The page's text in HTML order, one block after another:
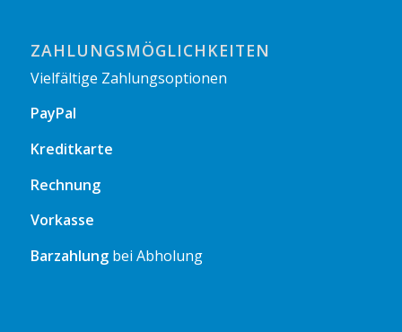
ZAHLUNGSMÖGLICHKEITEN
Vielfältige Zahlungsoptionen
PayPal
Kreditkarte
Rechnung
Vorkasse
Barzahlungbei Abholung